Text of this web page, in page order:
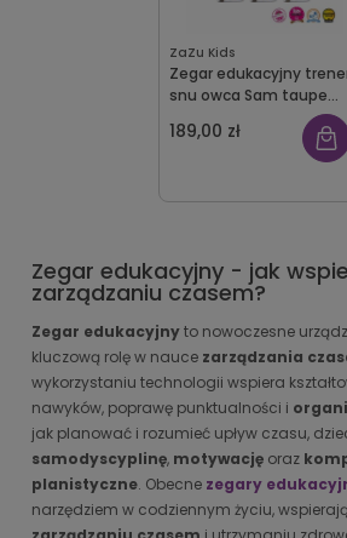
ZaZu Kids
Zegar edukacyjny
snu owca Sam taupe
189,00 zł
Zegar edukacyjny - jak
zarządzaniu czasem?
Zegar edukacyjnyto nowoczesne
kluczową rolę w nauce zarządzania
wykorzystaniu technologii wspiera
nawyków, poprawę punktualności i
jak planować i rozumieć upływ czasu,
samodyscyplinę, motywację oraz
planistyczne. Obecne zegary
narzędziem w codziennym życiu,